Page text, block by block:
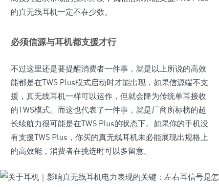
的真无线耳机一定不在少数。
必须信源与耳机都支援才行
不过这里还是要提醒消费者一件事，就是以上所说的高效
能都是在TWS Plus模式启动时才能出现，如果信源端不支
援，真无线耳机一样可以运作，但就会降为传统单耳接收
的TWS模式。而这也代表了一件事，就是厂商所标榜的超
长续航力很可能是在TWS Plus的状态下。如果你的手机没
有支援TWS Plus，你买的真无线耳机未必能展现出规格上
的高效能，消费者在挑选时可以多留意。